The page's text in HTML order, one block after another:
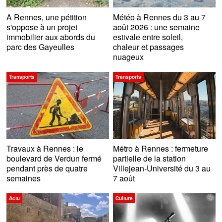
A Rennes, une pétition
s'oppose à un projet
immobilier aux abords du
parc des Gayeulles
Météo à Rennes du 3 au 7
août 2026 : une semaine
estivale entre soleil,
chaleur et passages
nuageux
Transports
Travaux à Rennes : le
boulevard de Verdun fermé
pendant près de quatre
semaines
Transports
Métro à Rennes : fermeture
partielle de la station
Villejean-Université du 3 au
7 août
Actu Culture